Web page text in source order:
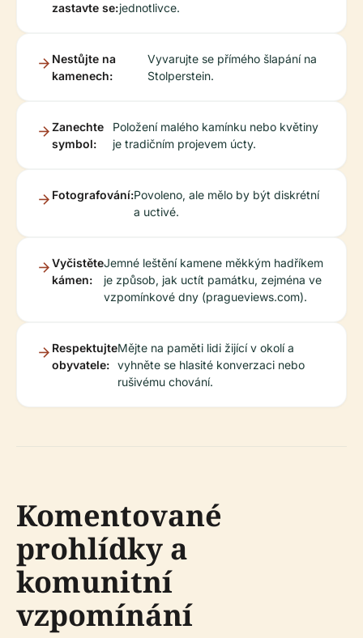
zastavte se:jednotlivce.
Nestůjte na
kamenech:
Vyvarujte se přímého šlapání na
Stolperstein.
Zanechte
symbol:
Položení malého kamínku nebo květiny
je tradičním projevem úcty.
Fotografování:Povoleno, ale mělo by být diskrétní
a uctivé.
Vyčistěte
kámen:
Jemné leštění kamene měkkým hadříkem
je způsob, jak uctít památku, zejména ve
vzpomínkové dny (pragueviews.com).
Respektujte
obyvatele:
Mějte na paměti lidi žijící v okolí a
vyhněte se hlasité konverzaci nebo
rušivému chování.
Komentované
prohlídky a
komunitní
vzpomínání